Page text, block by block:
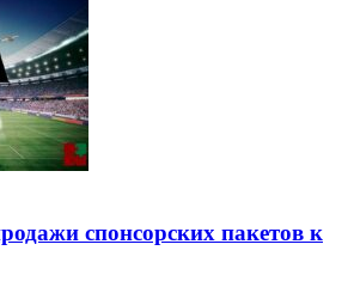
спонсорских пакетов к